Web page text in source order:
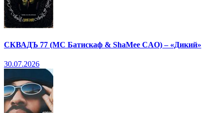
СКВАДЪ 77 (МС Батискаф & ShaMee CAO) – «Дикий»
30.07.2026